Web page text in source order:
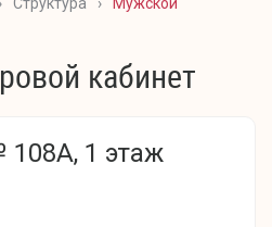
кабинет
108А, 1 этаж